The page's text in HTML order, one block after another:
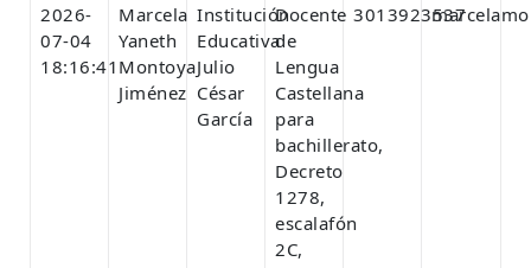
2026-
07-04
18:16:41
Marcela
Yaneth
Montoya
Jiménez
Institución
Educativa
Julio
César
García
Docente
de
Lengua
Castellana
para
bachillerato,
Decreto
1278,
escalafón
2C,
3013923537